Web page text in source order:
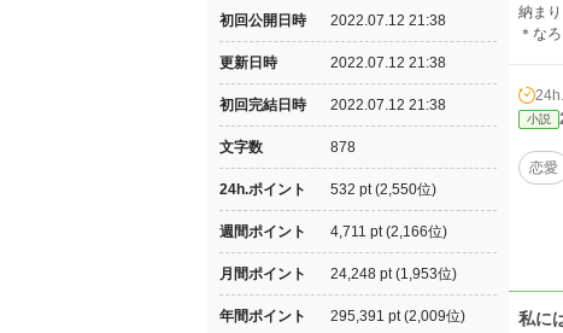
納ま
＊な
小説
恋愛
私に
初回公開日時 2022.07.12 21:38
更新日時 2022.07.12 21:38
初回完結日時 2022.07.12 21:38
文字数 878
24h.ポイント 532 pt (2,550位)
週間ポイント 4,711 pt (2,166位)
月間ポイント 24,248 pt (1,953位)
年間ポイント 295,391 pt (2,009位)